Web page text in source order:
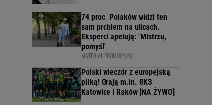
74 proc. Polaków widzi ten
sam problem na ulicach.
Eksperci apelują: "Mistrzu,
pomyśl"
MATERIAŁ PROMOCYJNY
Polski wieczór z europejską
piłką! Grają m.in. GKS
Katowice i Raków [NA ŻYWO]